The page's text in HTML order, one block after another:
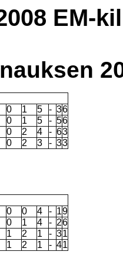
EM-
0 1 5 - 36
0 1 5 - 56
0 2 4 - 63
0 2 3 - 33
0 0 4 - 19
0 1 4 - 26
1 2 1 - 31
1 2 1 - 41